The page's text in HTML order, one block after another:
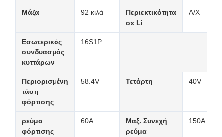
Μάζα 92 κιλά
Περιεκτικότητα
σε Li
Α/Χ
Εσωτερικός
συνδυασμός
κυττάρων
16S1P
Περιορισμένη
τάση
φόρτισης
58.4V Τετάρτη 40V
ρεύμα
φόρτισης
60A
Μαξ. Συνεχή
ρεύμα
150A